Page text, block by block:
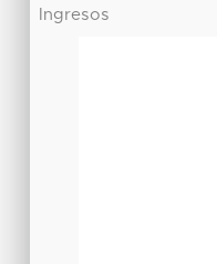
Ingresos